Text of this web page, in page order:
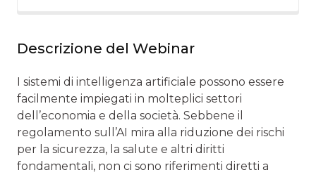
Descrizione del Webinar
I sistemi di intelligenza artificiale possono essere
facilmente impiegati in molteplici settori
dell’economia e della società. Sebbene il
regolamento sull’AI mira alla riduzione dei rischi
per la sicurezza, la salute e altri diritti
fondamentali, non ci sono riferimenti diretti a